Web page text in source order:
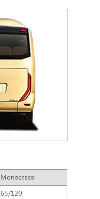
Monocasco
65/120